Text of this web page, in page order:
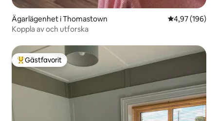
Ägarlägenhet i Thomastown 4,97 av 5 i
4,97 (196)
Koppla av och utforska
Populär gästfavorit
Gästfavorit